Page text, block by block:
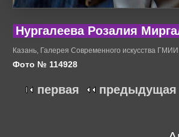
Нургалеева Розалия
Казань, Галерея Современного искусства
Фото № 114928
первая предыдущая